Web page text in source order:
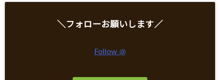
＼フォローお願いします／
Follow @